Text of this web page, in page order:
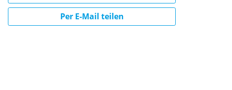
Per E-Mail teilen